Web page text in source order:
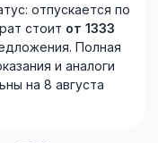
отпускается по
стоит от 1333
Полная
и аналоги
на 8 августа